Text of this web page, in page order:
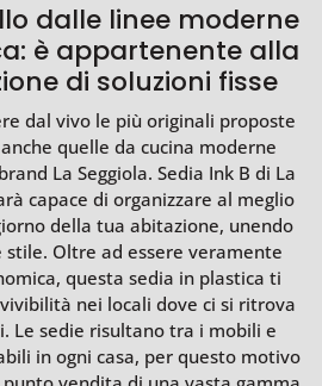
dalle linee moderne
è appartenente alla
di soluzioni fisse
dal vivo le più originali proposte
quelle da cucina moderne
La Seggiola. Sedia Ink B di La
capace di organizzare al meglio
della tua abitazione, unendo
Oltre ad essere veramente
questa sedia in plastica ti
nei locali dove ci si ritrova
Le sedie risultano tra i mobili e
in ogni casa, per questo motivo